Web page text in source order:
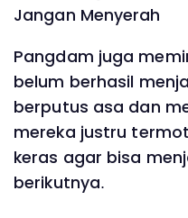
Jangan Menyerah
Pangdam juga
belum berhasil
berputus asa dan
mereka justru
keras agar bisa
berikutnya.